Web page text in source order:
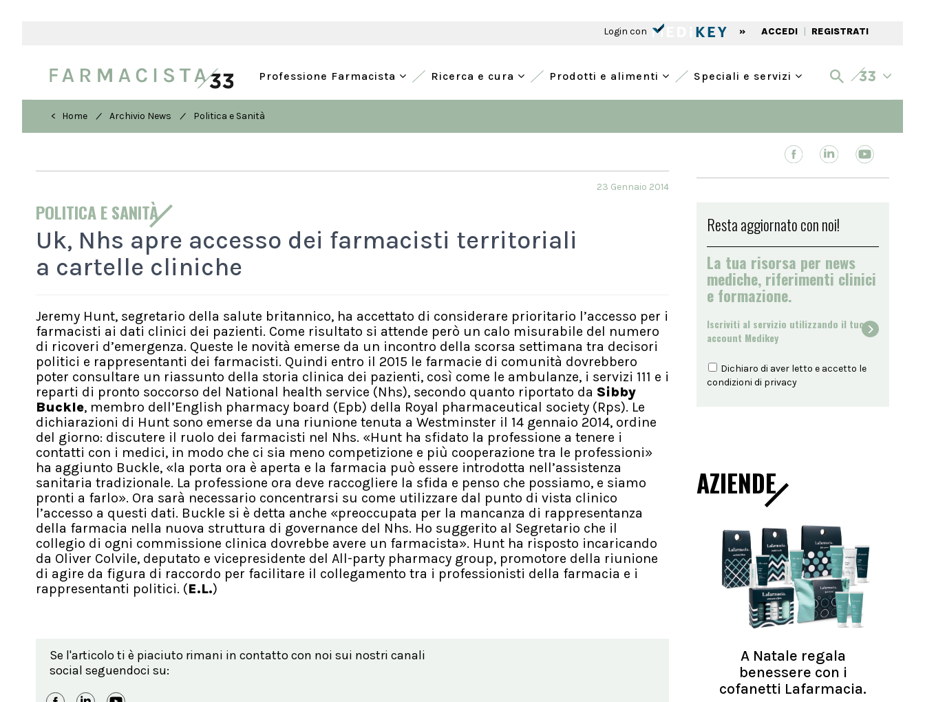
Login con » ACCEDI | REGISTRATI
Professione Farmacista Ricerca e cura Prodotti e alimenti Speciali e servizi
< Home / Archivio News / Politica e Sanità
POLITICA E SANITÀ
23 Gennaio 2014
Uk, Nhs apre accesso dei farmacisti territoriali
a cartelle cliniche
Jeremy Hunt, segretario della salute britannico, ha accettato di considerare prioritario l’accesso per i
farmacisti ai dati clinici dei pazienti. Come risultato si attende però un calo misurabile del numero
di ricoveri d’emergenza. Queste le novità emerse da un incontro della scorsa settimana tra decisori
politici e rappresentanti dei farmacisti. Quindi entro il 2015 le farmacie di comunità dovrebbero
poter consultare un riassunto della storia clinica dei pazienti, così come le ambulanze, i servizi 111 e i
reparti di pronto soccorso del National health service (Nhs), secondo quanto riportato da Sibby
Buckle, membro dell’English pharmacy board (Epb) della Royal pharmaceutical society (Rps). Le
dichiarazioni di Hunt sono emerse da una riunione tenuta a Westminster il 14 gennaio 2014, ordine
del giorno: discutere il ruolo dei farmacisti nel Nhs. «Hunt ha sfidato la professione a tenere i
contatti con i medici, in modo che ci sia meno competizione e più cooperazione tra le professioni»
ha aggiunto Buckle, «la porta ora è aperta e la farmacia può essere introdotta nell’assistenza
sanitaria tradizionale. La professione ora deve raccogliere la sfida e penso che possiamo, e siamo
pronti a farlo». Ora sarà necessario concentrarsi su come utilizzare dal punto di vista clinico
l’accesso a questi dati. Buckle si è detta anche «preoccupata per la mancanza di rappresentanza
della farmacia nella nuova struttura di governance del Nhs. Ho suggerito al Segretario che il
collegio di ogni commissione clinica dovrebbe avere un farmacista». Hunt ha risposto incaricando
da Oliver Colvile, deputato e vicepresidente del All-party pharmacy group, promotore della riunione
di agire da figura di raccordo per facilitare il collegamento tra i professionisti della farmacia e i
rappresentanti politici. (E.L.)
Se l'articolo ti è piaciuto rimani in contatto con noi sui nostri canali
social seguendoci su:
Resta aggiornato con noi!
La tua risorsa per news
mediche, riferimenti clinici
e formazione.
Iscriviti al servizio utilizzando il tuo
account Medikey
Dichiaro di aver letto e accetto le
condizioni di privacy
AZIENDE
A Natale regala
benessere con i
cofanetti Lafarmacia.